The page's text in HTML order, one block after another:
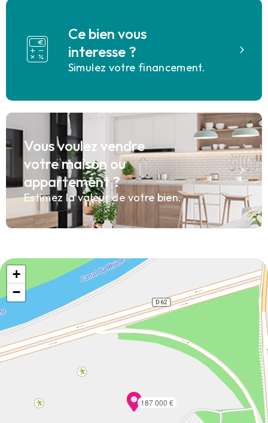
Ce bien vous
interesse ?
Simulez votre financement.
Vous voulez vendre
votre maison ou
appartement ?
Estimez la valeur de votre bien.
187 000 €
+
−